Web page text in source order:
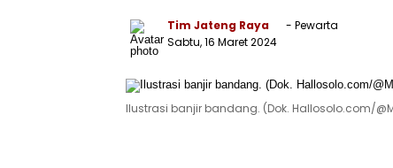
Tim Jateng Raya
- Pewarta
Sabtu, 16 Maret 2024
Ilustrasi banjir bandang. (Dok. Hallosolo.com/